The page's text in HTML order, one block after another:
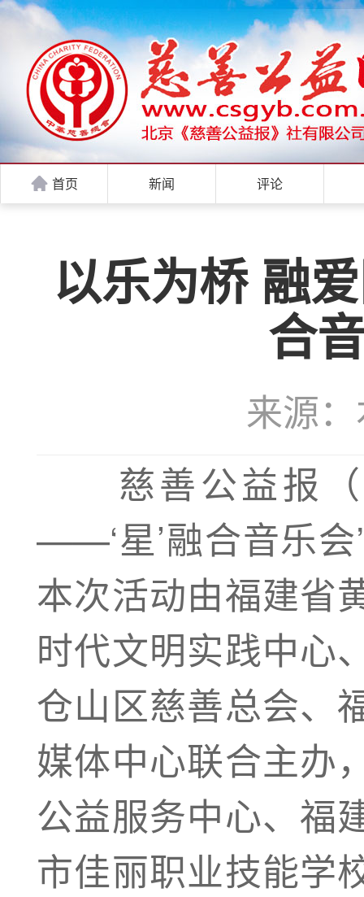
首页 新闻 评论
以乐为桥 融
合
来源
慈善公益报
——‘星’融合音乐
本次活动由福建省
时代文明实践中心
仓山区慈善总会、
媒体中心联合主办
公益服务中心、福
市佳丽职业技能学